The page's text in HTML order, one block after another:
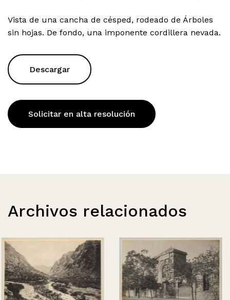
Vista de una cancha de césped, rodeado de Árboles
sin hojas. De fondo, una imponente cordillera nevada.
Descargar
Solicitar en alta resolución
Archivos relacionados